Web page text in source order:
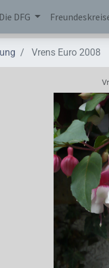
Die DFG
Vrens Euro 2008